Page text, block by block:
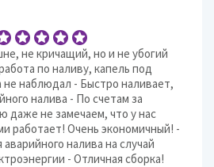
не кричащий, но и не убогий
по наливу, капель под
не наблюдал - Быстро наливает,
налива - По счетам за
даже не замечаем, что у нас
работает! Очень экономичный! -
налива на случай
- Отличная сборка!